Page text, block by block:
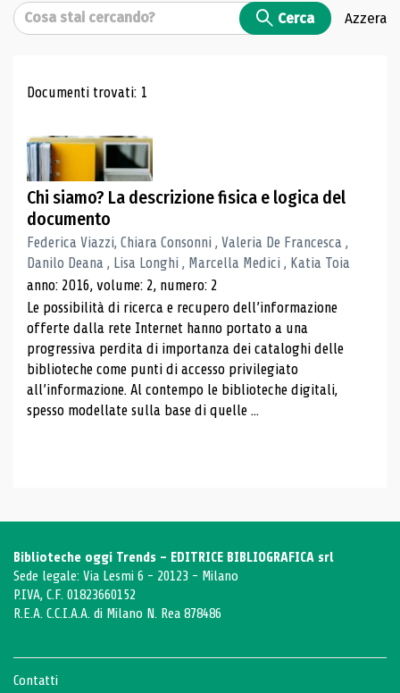
Cerca Cerca Azzera
Risultati di ricerca
Documenti trovati: 1
Chi siamo? La descrizione fisica e logica del
documento
Federica Viazzi, Chiara Consonni , Valeria De Francesca ,
Danilo Deana , Lisa Longhi , Marcella Medici , Katia Toia
anno: 2016, volume: 2, numero: 2
Le possibilità di ricerca e recupero dell’informazione
offerte dalla rete Internet hanno portato a una
progressiva perdita di importanza dei cataloghi delle
biblioteche come punti di accesso privilegiato
all’informazione. Al contempo le biblioteche digitali,
spesso modellate sulla base di quelle ...
Biblioteche oggi Trends - EDITRICE BIBLIOGRAFICA srl
Sede legale: Via Lesmi 6 - 20123 - Milano
P.IVA, C.F. 01823660152
R.E.A. C.C.I.A.A. di Milano N. Rea 878486
Contatti